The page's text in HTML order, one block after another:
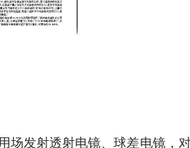
发射透射电镜、球差电镜，